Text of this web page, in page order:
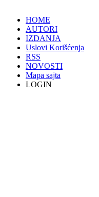
HOME
AUTORI
IZDANJA
Uslovi Korišćenja
RSS
NOVOSTI
Mapa sajta
LOGIN